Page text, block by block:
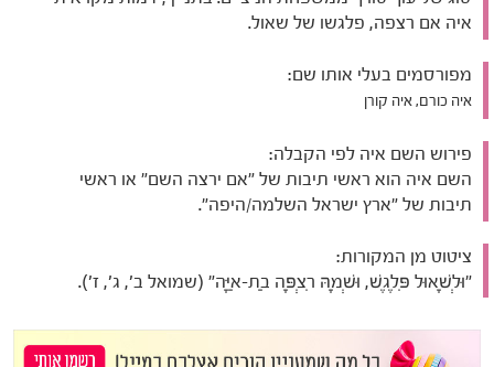
איה אם רצפה, פלגשו של שאול.
מפורסמים בעלי אותו שם:
איה כורם, איה קורן
פירוש השם איה לפי הקבלה:
השם איה הוא ראשי תיבות של "אם ירצה השם" או ראשי
תיבות של "ארץ ישראל השלמה/היפה".
ציטוט מן המקורות:
"וּלְשָׁאוּל פִּלֶגֶשׁ, וּשְׁמָהּ רִצְפָּה בַת-אַיָּה" (שמואל ב', ג', ז').